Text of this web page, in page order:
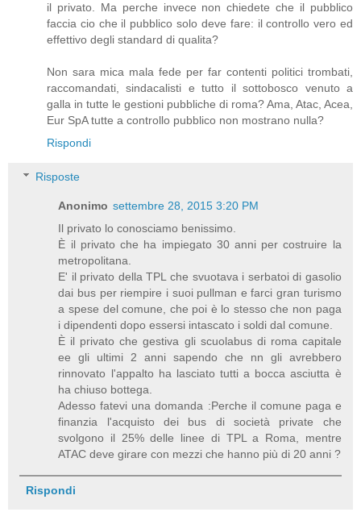
il privato. Ma perche invece non chiedete che il pubblico
faccia cio che il pubblico solo deve fare: il controllo vero ed
effettivo degli standard di qualita?
Non sara mica mala fede per far contenti politici trombati,
raccomandati, sindacalisti e tutto il sottobosco venuto a
galla in tutte le gestioni pubbliche di roma? Ama, Atac, Acea,
Eur SpA tutte a controllo pubblico non mostrano nulla?
Rispondi
Risposte
Anonimo settembre 28, 2015 3:20 PM
Il privato lo conosciamo benissimo.
È il privato che ha impiegato 30 anni per costruire la
metropolitana.
E' il privato della TPL che svuotava i serbatoi di gasolio
dai bus per riempire i suoi pullman e farci gran turismo
a spese del comune, che poi è lo stesso che non paga
i dipendenti dopo essersi intascato i soldi dal comune.
È il privato che gestiva gli scuolabus di roma capitale
ee gli ultimi 2 anni sapendo che nn gli avrebbero
rinnovato l'appalto ha lasciato tutti a bocca asciutta è
ha chiuso bottega.
Adesso fatevi una domanda :Perche il comune paga e
finanzia l'acquisto dei bus di società private che
svolgono il 25% delle linee di TPL a Roma, mentre
ATAC deve girare con mezzi che hanno più di 20 anni ?
Rispondi